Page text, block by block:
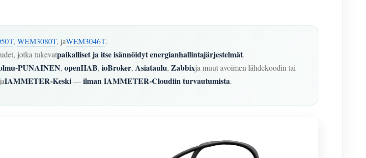
, WEM3080T, jaWEM3046T.
jotka tukevatpaikalliset ja itse isännöidyt energianhallintajärjestelmät.
PUNAINEN, openHAB, ioBroker, Asiataulu, Zabbixja muut avoimen lähdekoodin tai
jaIAMMETER-Keski—ilman IAMMETER-Cloudiin turvautumista.